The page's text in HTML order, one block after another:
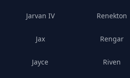
Jarvan IV
Jax
Jayce
Renekton
Rengar
Riven